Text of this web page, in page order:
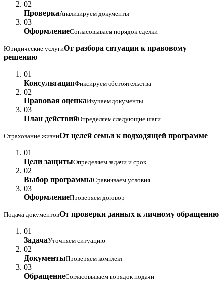
02
ПроверкаАнализируем документы
03
ОформлениеСогласовываем порядок сделки
Юридические услугиОт разбора ситуации к правовому
решению
01
КонсультацияФиксируем обстоятельства
02
Правовая оценкаИзучаем документы
03
План действийОпределяем следующие шаги
Страхование жизниОт целей семьи к подходящей программе
01
Цели защитыОпределяем задачи и срок
02
Выбор программыСравниваем условия
03
ОформлениеПроверяем договор
Подача документовОт проверки данных к личному обращению
01
ЗадачаУточняем ситуацию
02
ДокументыПроверяем комплект
03
ОбращениеСогласовываем порядок подачи